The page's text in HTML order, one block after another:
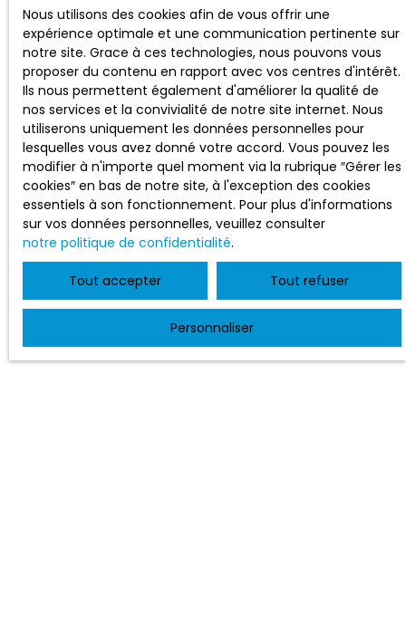
Nous utilisons des cookies afin de vous offrir une
expérience optimale et une communication pertinente sur
notre site. Grace à ces technologies, nous pouvons vous
proposer du contenu en rapport avec vos centres d'intérêt.
Ils nous permettent également d'améliorer la qualité de
nos services et la convivialité de notre site internet. Nous
utiliserons uniquement les données personnelles pour
lesquelles vous avez donné votre accord. Vous pouvez les
modifier à n'importe quel moment via la rubrique ″Gérer les
cookies″ en bas de notre site, à l'exception des cookies
essentiels à son fonctionnement. Pour plus d'informations
sur vos données personnelles, veuillez consulter
notre politique de confidentialité.
Tout accepter Tout refuser
Personnaliser